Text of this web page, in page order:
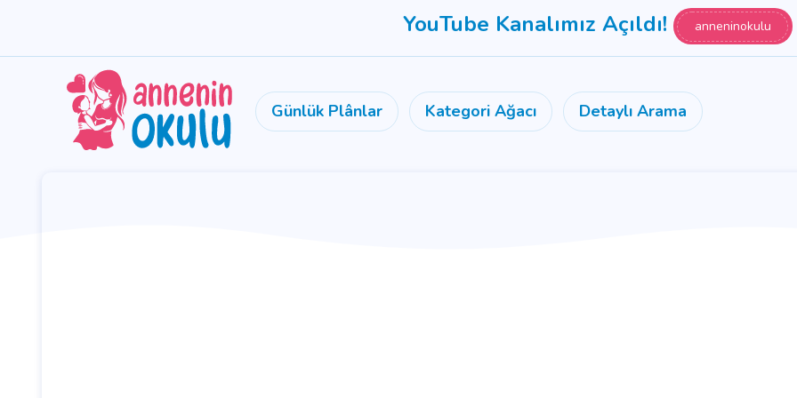
YouTube Kanalımız Açıldı! anneninokulu
Günlük Plânlar Kategori Ağacı Detaylı Arama